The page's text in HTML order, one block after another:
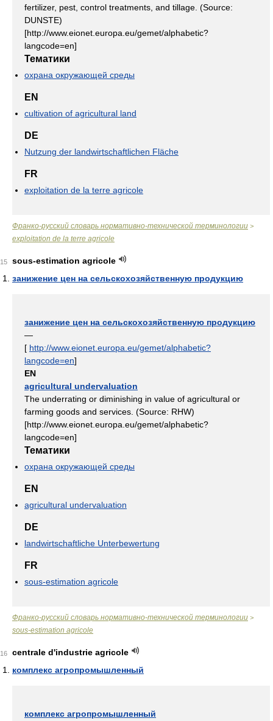
fertilizer, pest, control treatments, and tillage. (Source:
DUNSTE)
[http://www.eionet.europa.eu/gemet/alphabetic?
langcode=en]
Тематики
охрана окружающей среды
EN
cultivation of agricultural land
DE
Nutzung der landwirtschaftlichen Fläche
FR
exploitation de la terre agricole
Франко-русский словарь нормативно-технической терминологии >
exploitation de la terre agricole
15
sous-estimation agricole
занижение цен на сельскохозяйственную продукцию
занижение цен на сельскохозяйственную продукцию
—
[ http://www.eionet.europa.eu/gemet/alphabetic?
langcode=en]
EN
agricultural undervaluation
The underrating or diminishing in value of agricultural or
farming goods and services. (Source: RHW)
[http://www.eionet.europa.eu/gemet/alphabetic?
langcode=en]
Тематики
охрана окружающей среды
EN
agricultural undervaluation
DE
landwirtschaftliche Unterbewertung
FR
sous-estimation agricole
Франко-русский словарь нормативно-технической терминологии >
sous-estimation agricole
16
centrale d'industrie agricole
комплекс агропромышленный
комплекс агропромышленный